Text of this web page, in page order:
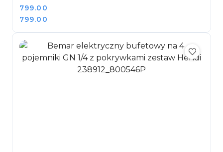
Cena:
799.00
Cena:
799.00